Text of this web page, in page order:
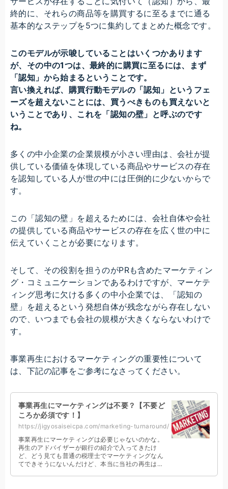
終的に、それらの商品等を購買するに至るまでに通る
基本的なステップを5つに集約してまとめた概念です。
このモデルが示唆していることはいくつかあります
が、その中の1つは、最終的に購買に至るには、まず
「認知」から始まるということです。
言い換えれば、購買行動モデルの「認知」というフェ
ーズを超えないことには、買うべきものも買えないと
いうことであり、これを「認知の壁」と呼ぶのです
ね。
多くの中小企業の企業規模が小さい理由は、会社が提
供している価値を体現している商品やサービスの存在
を認知している人が世の中には圧倒的に少ないからで
す。
この「認知の壁」を超えるためには、会社自体や会社
の提供している商品やサービスの存在を広く世の中に
伝えていくことが必要になります。
そして、その役割を担うのがPRも含めたマーケティン
グ・コミュニケーションであるわけですが、マーケテ
ィング思考に欠ける多くの中小企業では、「認知の
壁」を超えるという発想自体が残念ながら存在しない
ので、いつまでも会社の規模が大きくならないわけで
す。
事業再生におけるマーケティングの重要性について
は、下記の記事をご参考になさってください。
事業再生にマーケティングは不要？【不要ど
ころか必須です！】
https://jigyosaiseicpa.com/marketing-turnaround/
事業再生にマーケティングは必要じゃないのかな。
再生のアドバイザーが銀行の紹介で入ってきたけ
ど、どう見ても普通の税理士でマーケティングなん
てできそうにないんだけど、本当に当社の再生はう